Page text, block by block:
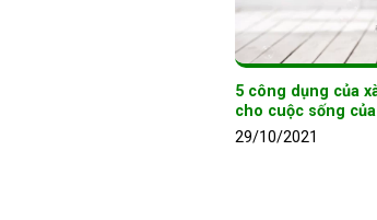
5 công dụng của
cho cuộc sống
29/10/2021